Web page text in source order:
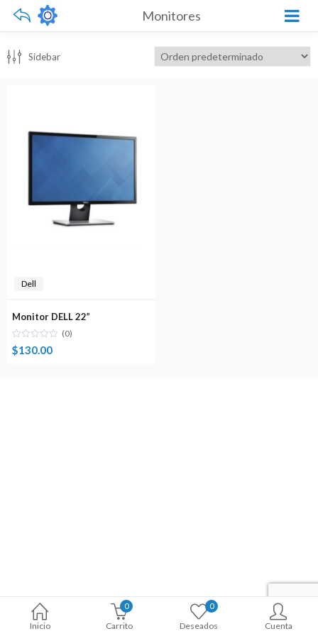
Monitores
Inicio
0
Carrito
0
Deseados
Cuenta
Sidebar
Dell
Monitor DELL 22”
(0)
$130.00